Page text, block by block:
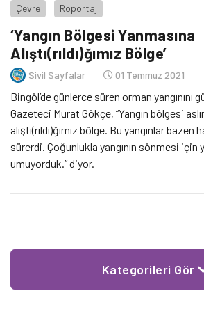
Çevre Röportaj
‘Yangın Bölgesi Yanmasına
Alıştı(rıldı)ğımız Bölge’
Sivil Sayfalar 01 Temmuz 2021
Bingöl’de günlerce süren orman yangınını
Gazeteci Murat Gökçe, “Yangın bölgesi
alıştı(rıldı)ğımız bölge. Bu yangınlar
sürerdi. Çoğunlukla yangının sönmesi için
umuyorduk.” diyor.
Kategorileri Gör